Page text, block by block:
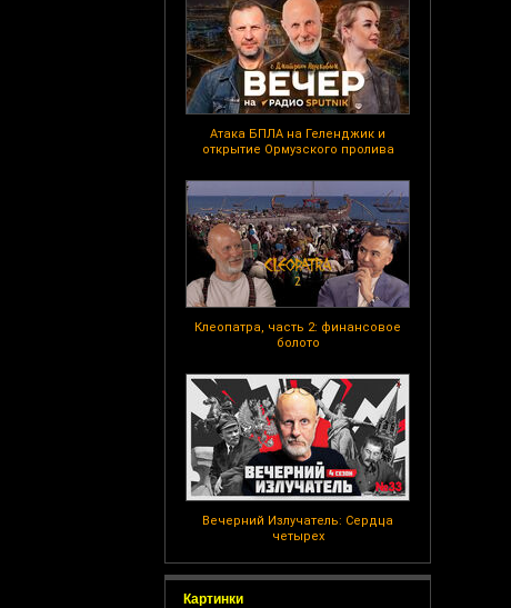
Атака БПЛА на Геленджик и
открытие Ормузского пролива
Клеопатра, часть 2: финансовое
болото
Вечерний Излучатель: Сердца
четырех
Картинки